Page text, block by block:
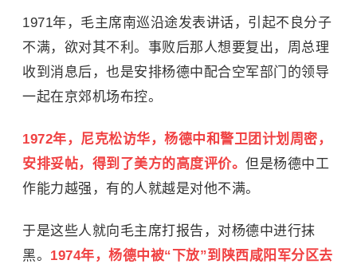
1971年，毛主席南巡沿途发表讲话，引起不良分子
不满，欲对其不利。事败后那人想要复出，周总理
收到消息后，也是安排杨德中配合空军部门的领导
一起在京郊机场布控。
1972年，尼克松访华，杨德中和警卫团计划周密，
安排妥帖，得到了美方的高度评价。 但是杨德中工
作能力越强，有的人就越是对他不满。
于是这些人就向毛主席打报告，对杨德中进行抹
黑。 1974年，杨德中被“下放”到陕西咸阳军分区去